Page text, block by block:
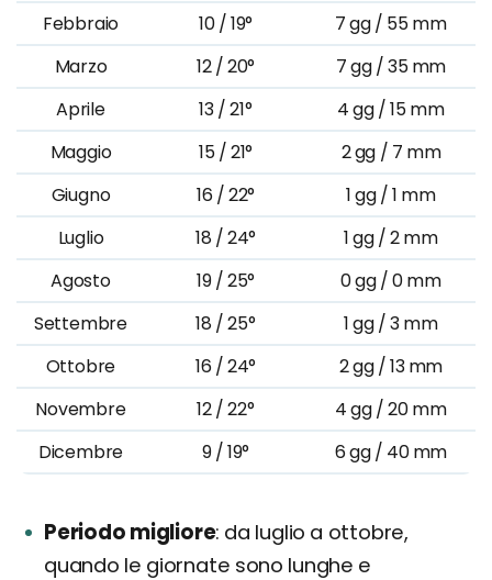
Febbraio
10 / 19°
7 gg / 55 mm
Marzo
12 / 20°
7 gg / 35 mm
Aprile
13 / 21°
4 gg / 15 mm
Maggio
15 / 21°
2 gg / 7 mm
Giugno
16 / 22°
1 gg / 1 mm
Luglio
18 / 24°
1 gg / 2 mm
Agosto
19 / 25°
0 gg / 0 mm
Settembre
18 / 25°
1 gg / 3 mm
Ottobre
16 / 24°
2 gg / 13 mm
Novembre
12 / 22°
4 gg / 20 mm
Dicembre
9 / 19° 6 gg / 40 mm
Periodo migliore da luglio a ottobre,
quando le giornate sono lunghe e